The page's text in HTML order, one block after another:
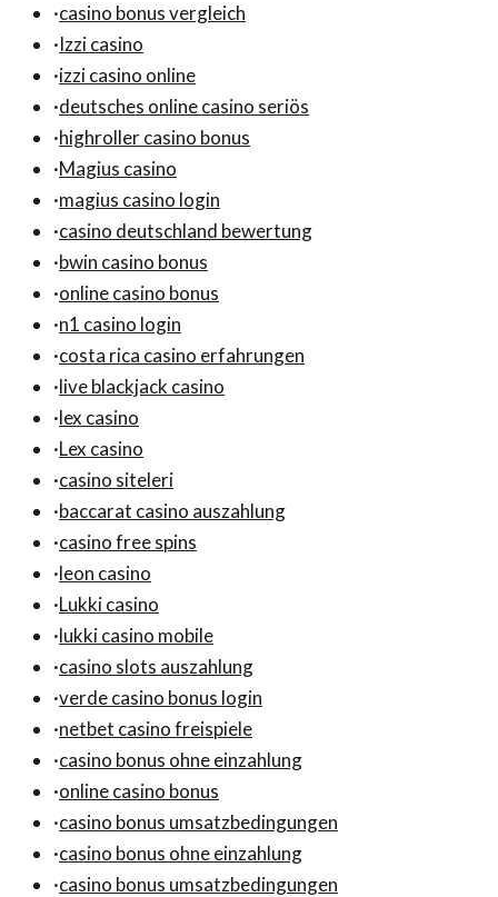
·casino bonus vergleich
·Izzi casino
·izzi casino online
·deutsches online casino seriös
·highroller casino bonus
·Magius casino
·magius casino login
·casino deutschland bewertung
·bwin casino bonus
·online casino bonus
·n1 casino login
·costa rica casino erfahrungen
·live blackjack casino
·lex casino
·Lex casino
·casino siteleri
·baccarat casino auszahlung
·casino free spins
·leon casino
·Lukki casino
·lukki casino mobile
·casino slots auszahlung
·verde casino bonus login
·netbet casino freispiele
·casino bonus ohne einzahlung
·online casino bonus
·casino bonus umsatzbedingungen
·casino bonus ohne einzahlung
·casino bonus umsatzbedingungen